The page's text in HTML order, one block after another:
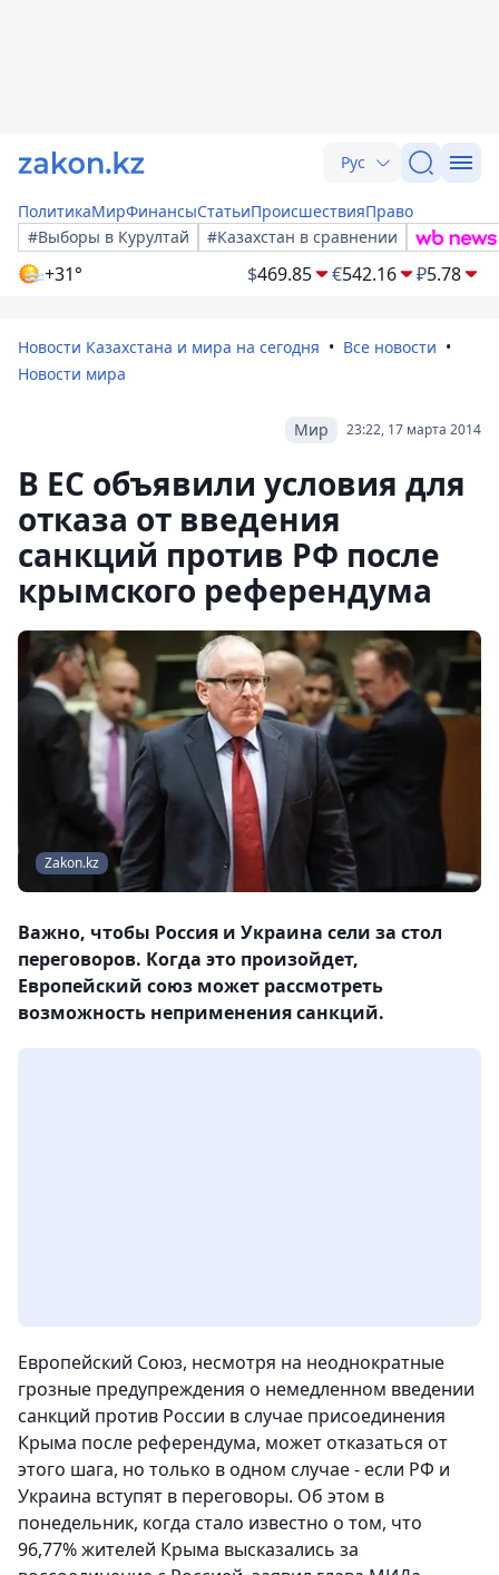
Рус
ПолитикаМирФинансыСтатьиПроисшествияПраво
#Выборы в Курултай
#Казахстан в сравнении
+31° $469.85 €542.16 ₽5.78
Новости Казахстана и мира на сегодня
Все новости
Новости мира
23:22, 17 марта 2014
Мир
В ЕС объявили условия для
отказа от введения
санкций против РФ после
крымского референдума
Zakon.kz
Важно, чтобы Россия и Украина сели за стол
переговоров. Когда это произойдет,
Европейский союз может рассмотреть
возможность неприменения санкций.
Европейский Союз, несмотря на неоднократные
грозные предупреждения о немедленном введении
санкций против России в случае присоединения
Крыма после референдума, может отказаться от
этого шага, но только в одном случае - если РФ и
Украина вступят в переговоры. Об этом в
понедельник, когда стало известно о том, что
96,77% жителей Крыма высказались за